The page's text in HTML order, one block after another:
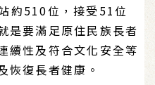
約510位，接受51位
是要滿足原住民族長者
續性及符合文化安全等
恢復長者健康。